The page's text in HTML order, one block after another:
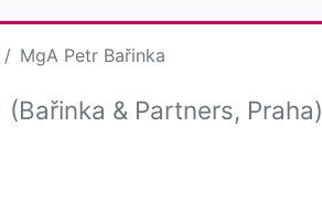
MgA Petr Bařinka
(Bařinka & Partners, Praha)